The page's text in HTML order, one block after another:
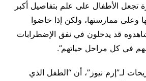
تجعل الأطفال على علم بتفاصيل أكبر
وعلى ممارستها، ولكن إذا خاضوا
قد يدخلون في نفق الإضطرابات
في كل مراحل حياتهم”.
لـ”إرم نيوز”، أن “الطفل الذي